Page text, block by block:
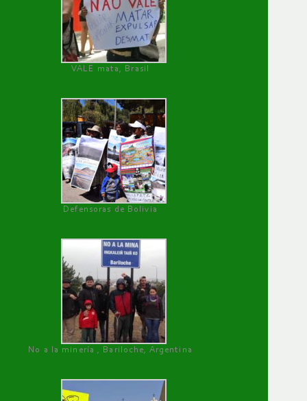
VALE mata, Brasil
Defensoras de Bolivia
No a la minería , Bariloche, Argentina